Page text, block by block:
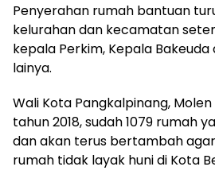
Penyerahan rumah bantuan
kelurahan dan kecamatan
kepala Perkim, Kepala Bakeuda
lainya.
Wali Kota Pangkalpinang,
tahun 2018, sudah 1079 rumah
dan akan terus bertambah
rumah tidak layak huni di Kota